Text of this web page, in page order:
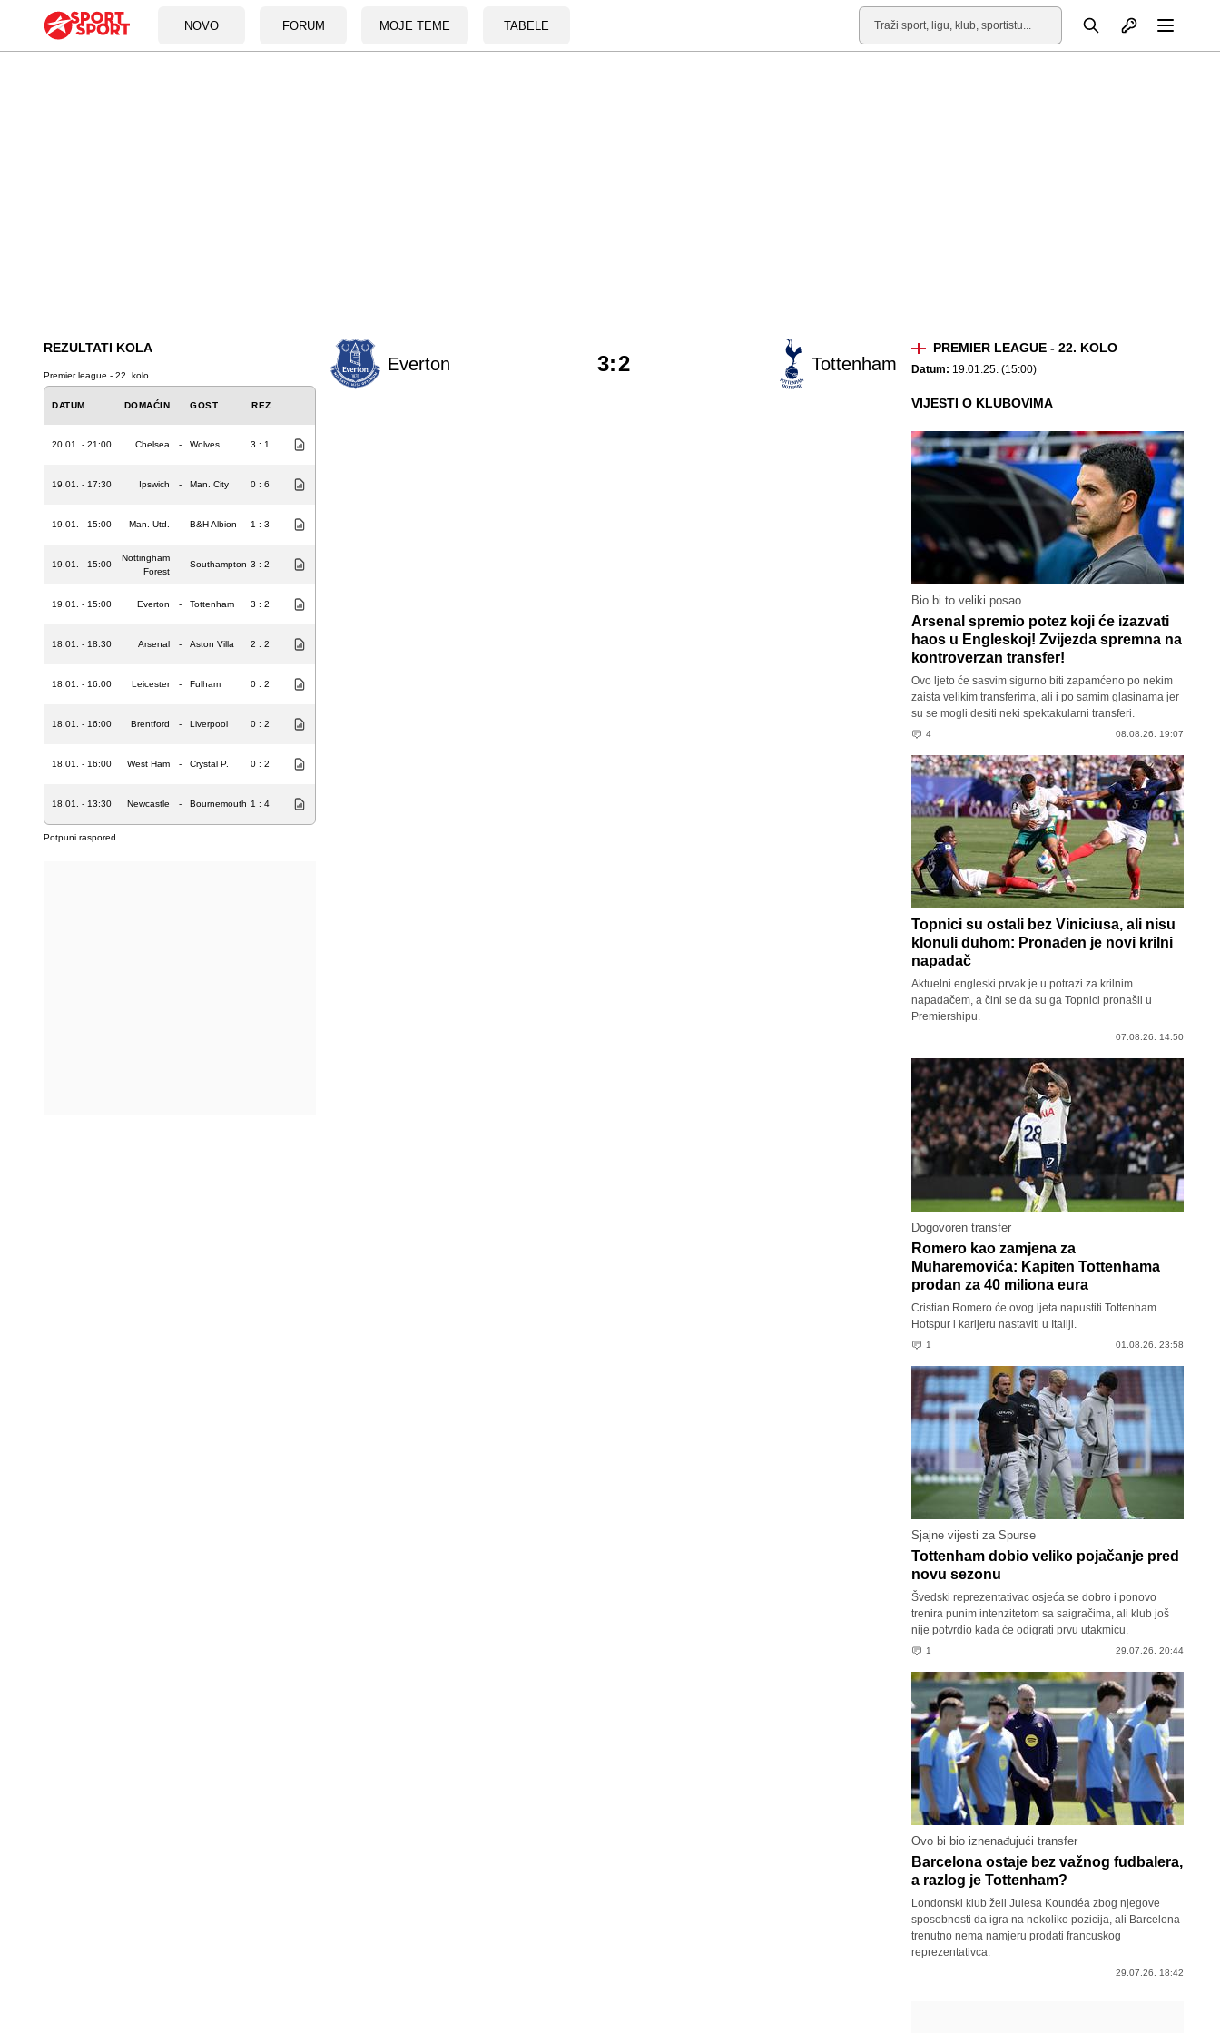
NOVO FORUM MOJE TEME TABELE
Pretraga Otvori profil
REZULTATI KOLA
Premier league - 22. kolo
DATUM DOMAĆIN GOST REZ
20.01. - 21:00 Chelsea - Wolves 3 : 1
19.01. - 17:30 Ipswich - Man. City 0 : 6
19.01. - 15:00 Man. Utd. - B&H Albion 1 : 3
19.01. - 15:00
Nottingham
Forest
- Southampton 3 : 2
19.01. - 15:00 Everton - Tottenham 3 : 2
18.01. - 18:30 Arsenal - Aston Villa 2 : 2
18.01. - 16:00 Leicester - Fulham 0 : 2
18.01. - 16:00 Brentford - Liverpool 0 : 2
18.01. - 16:00 West Ham - Crystal P. 0 : 2
18.01. - 13:30 Newcastle - Bournemouth 1 : 4
Potpuni raspored
Everton Tottenham
3:2
PREMIER LEAGUE - 22. KOLO
Datum: 19.01.25. (15:00)
VIJESTI O KLUBOVIMA
Bio bi to veliki posao
Arsenal spremio potez koji će izazvati
haos u Engleskoj! Zvijezda spremna na
kontroverzan transfer!
Ovo ljeto će sasvim sigurno biti zapamćeno po nekim
zaista velikim transferima, ali i po samim glasinama jer
su se mogli desiti neki spektakularni transferi.
4 08.08.26. 19:07
Topnici su ostali bez Viniciusa, ali nisu
klonuli duhom: Pronađen je novi krilni
napadač
Aktuelni engleski prvak je u potrazi za krilnim
napadačem, a čini se da su ga Topnici pronašli u
Premiershipu.
07.08.26. 14:50
Dogovoren transfer
Romero kao zamjena za
Muharemovića: Kapiten Tottenhama
prodan za 40 miliona eura
Cristian Romero će ovog ljeta napustiti Tottenham
Hotspur i karijeru nastaviti u Italiji.
1 01.08.26. 23:58
Sjajne vijesti za Spurse
Tottenham dobio veliko pojačanje pred
novu sezonu
Švedski reprezentativac osjeća se dobro i ponovo
trenira punim intenzitetom sa saigračima, ali klub još
nije potvrdio kada će odigrati prvu utakmicu.
1 29.07.26. 20:44
Ovo bi bio iznenađujući transfer
Barcelona ostaje bez važnog fudbalera,
a razlog je Tottenham?
Londonski klub želi Julesa Koundéa zbog njegove
sposobnosti da igra na nekoliko pozicija, ali Barcelona
trenutno nema namjeru prodati francuskog
reprezentativca.
29.07.26. 18:42